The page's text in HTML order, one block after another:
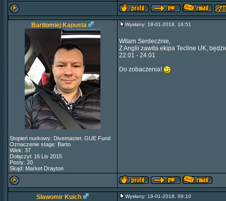
Bartłomiej Kapusta
Stopień nurkowy: Divemaster, GUE Fund
Oznaczenie stage: Barto
Wiek: 37
Dołączył: 16 Lis 2015
Posty: 20
Skąd: Market Drayton
Wysłany: 18-01-2018, 16:51
Witam Serdecznie,
Z Anglii zawita ekipa Tecline UK,
22.01 - 24.01
Do zobaczenia!
Sławomir Kuich Wysłany: 19-01-2018, 09:10